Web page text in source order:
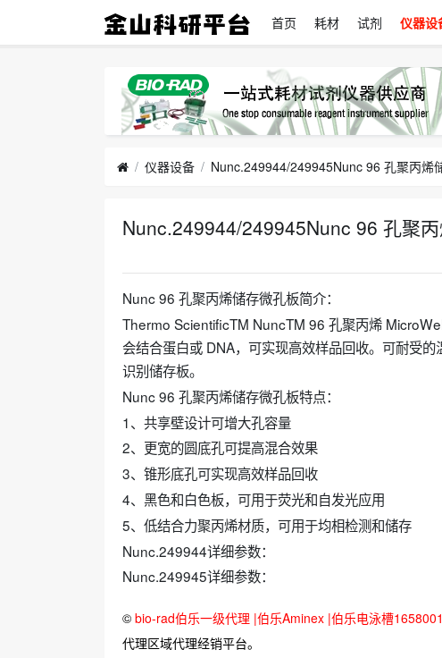
首页 耗材 试剂 仪器设
仪器设备 Nunc.249944/249945Nunc 96 孔聚丙烯
Nunc.249944/249945Nunc 96 孔聚
Nunc 96 孔聚丙烯储存微孔板简介：
Thermo ScientificTM NuncTM 96 孔聚丙烯
会结合蛋白或 DNA，可实现高效样品回收。可耐受
识别储存板。
Nunc 96 孔聚丙烯储存微孔板特点：
1、共享壁设计可增大孔容量
2、更宽的圆底孔可提高混合效果
3、锥形底孔可实现高效样品回收
4、黑色和白色板，可用于荧光和自发光应用
5、低结合力聚丙烯材质，可用于均相检测和储存
Nunc.249944详细参数：
Nunc.249945详细参数：
© bio-rad伯乐一级代理 |伯乐Aminex |伯乐电泳槽
代理区域代理经销平台。